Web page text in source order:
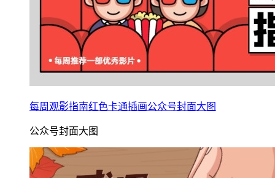
每周观影指南红色卡通插画公众号封面大图
公众号封面大图